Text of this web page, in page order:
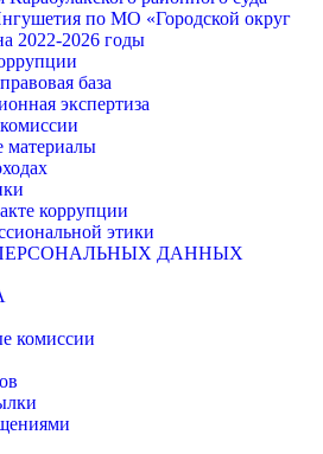
по МО «Городской округ
2022-2026 годы
база
экспертиза
материалы
коррупции
этики
ДАННЫХ
комиссии